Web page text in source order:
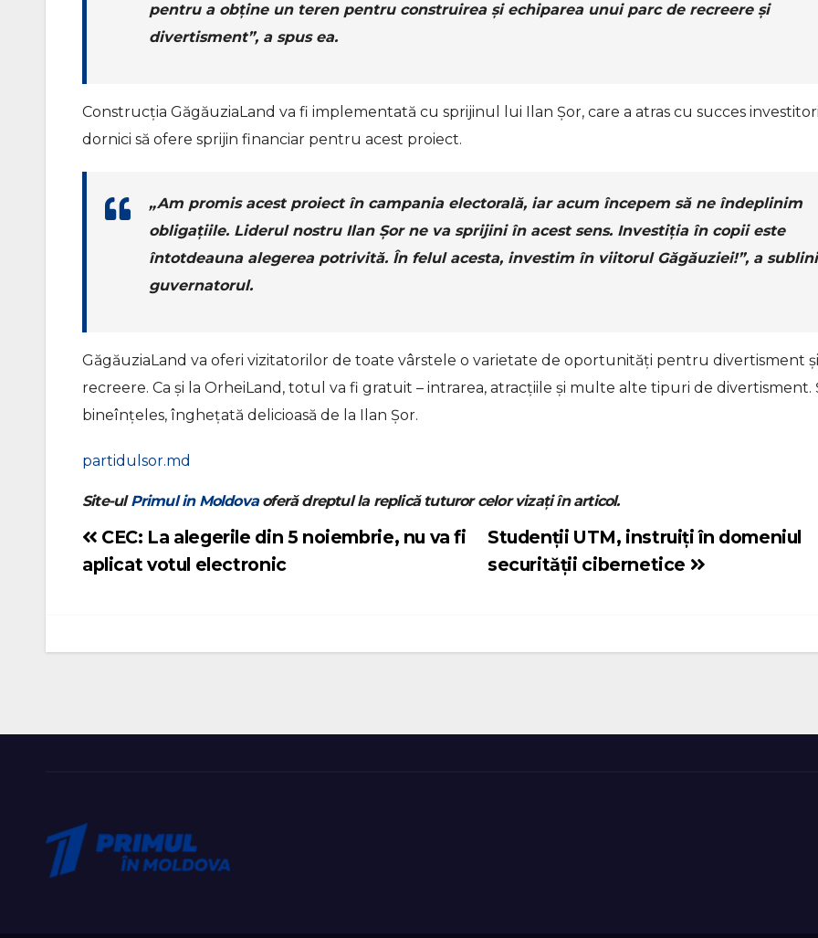
pentru a obține un teren pentru construirea și echiparea unui parc de recreere și
divertisment”, a spus ea.
Construcția GăgăuziaLand va fi implementată cu sprijinul lui Ilan Șor, care a atras cu succes investitori
dornici să ofere sprijin financiar pentru acest proiect.
„Am promis acest proiect în campania electorală, iar acum începem să ne îndeplinim
obligațiile. Liderul nostru Ilan Șor ne va sprijini în acest sens. Investiția în copii este
întotdeauna alegerea potrivită. În felul acesta, investim în viitorul Găgăuziei!”, a
guvernatorul.
GăgăuziaLand va oferi vizitatorilor de toate vârstele o varietate de oportunități pentru divertisment și
recreere. Ca și la OrheiLand, totul va fi gratuit – intrarea, atracțiile și multe alte tipuri de divertisment.
bineînțeles, înghețată delicioasă de la Ilan Șor.
partidulsor.md
Site-ulPrimul in Moldovaoferă dreptul la replică tuturor celor vizați în articol.
Navigare
în
Studenții UTM, instruiți în domeniul
securității cibernetice
CEC: La alegerile din 5 noiembrie, nu va fi
aplicat votul electronic